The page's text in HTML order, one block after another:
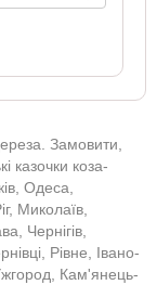
Замовити,
казочки коза-
Одеса,
Миколаїв,
Чернігів,
Рівне, Івано-
Кам'янець-